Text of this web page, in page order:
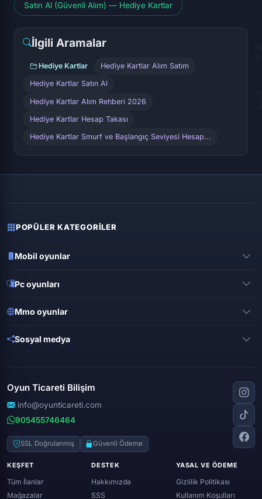
Satın Al (Güvenli Alım) — Hediye Kartlar
İlgili Aramalar
Hediye Kartlar Hediye Kartlar Alım Satım
Hediye Kartlar Satın Al
Hediye Kartlar Alım Rehberi 2026
Hediye Kartlar Hesap Takası
Hediye Kartlar Smurf ve Başlangıç Seviyesi Hesap...
POPÜLER KATEGORILER
Mobil oyunlar
Mobile legends
Free fire
Minecraft
Pc oyunları
Gta online
Lost ark
World of warcraft
Zula
Mmo oyunlar
Wolfteam
Black desert online
Genshin ımpact
Sosyal medya
Discord
Youtube
Twitter (x)
Spotify
Oyun Ticareti Bilişim
info@oyunticareti.com
905455746464
SSL Doğrulanmış Güvenli Ödeme
KEŞFET
Tüm İlanlar
Mağazalar
DESTEK
Hakkımızda
SSS
YASAL VE ÖDEME
Gizlilik Politikası
Kullanım Koşulları